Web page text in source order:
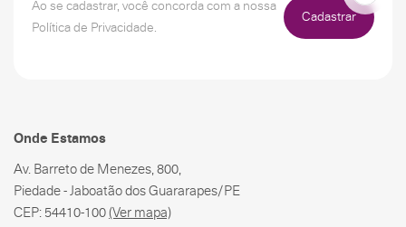
Ao se cadastrar, você concorda com a nossa
Política de Privacidade.
Cadastrar
Onde Estamos
Av. Barreto de Menezes, 800,
Piedade - Jaboatão dos Guararapes/PE
CEP: 54410-100(Ver mapa)